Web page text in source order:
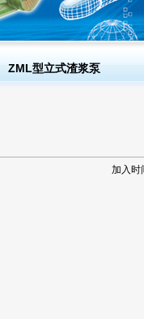
ZML型立式渣浆泵
加入